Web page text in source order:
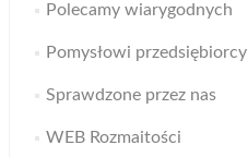
Polecamy wiarygodnych
Pomysłowi przedsiębiorcy
Sprawdzone przez nas
WEB Rozmaitości